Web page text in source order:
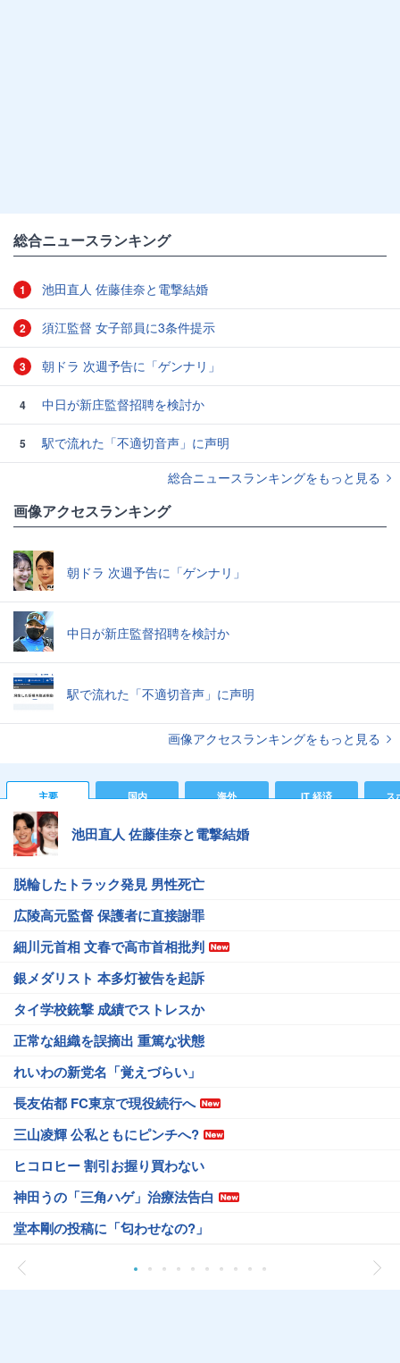
総合ニュースランキング
1 池田直人 佐藤佳奈と電撃結婚
2 須江監督 女子部員に3条件提示
3 朝ドラ 次週予告に「ゲンナリ」
4 中日が新庄監督招聘を検討か
5
駅で流れた「不適切音声」に声明
総合ニュースランキングをもっと見る
画像アクセスランキング
朝ドラ 次週予告に「ゲンナリ」
中日が新庄監督招聘を検討か
駅で流れた「不適切音声」に声明
画像アクセスランキングをもっと見る
主要 国内 海外 IT 経済 ス
池田直人 佐藤佳奈と電撃結婚
脱輪したトラック発見 男性死亡
広陵高元監督 保護者に直接謝罪
細川元首相 文春で高市首相批判
銀メダリスト 本多灯被告を起訴
タイ学校銃撃 成績でストレスか
正常な組織を誤摘出 重篤な状態
れいわの新党名「覚えづらい」
長友佑都 FC東京で現役続行へ
三山凌輝 公私ともにピンチへ?
ヒコロヒー 割引お握り買わない
神田うの「三角ハゲ」治療法告白
堂本剛の投稿に「匂わせなの?」